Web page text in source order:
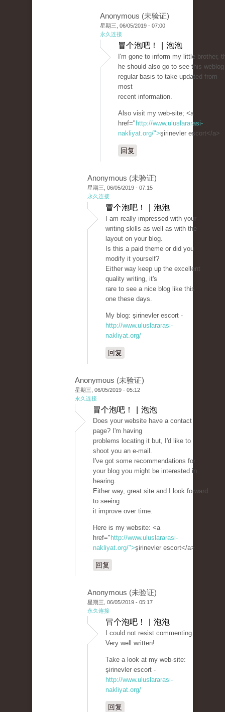
Anonymous (未验证)
星期三, 06/05/2019 - 07:00
永久连接
冒个泡吧！ | 泡泡
I'm gone to inform my little brother,
he should also go to see this
regular basis to take updated from
most
recent information.
Also visit my web-site; <a
href=" http://www.uluslararasi-
nakliyat.org/">şirinevler escort</a>
回复
Anonymous (未验证)
星期三, 06/05/2019 - 07:15
永久连接
冒个泡吧！ | 泡泡
I am really impressed with your
writing skills as well as with the
layout on your blog.
Is this a paid theme or did you
modify it yourself?
Either way keep up the excellent
quality writing, it's
rare to see a nice blog like this
one these days.
My blog: şirinevler escort -
http://www.uluslararasi-
nakliyat.org/
回复
Anonymous (未验证)
星期三, 06/05/2019 - 05:12
永久连接
冒个泡吧！ | 泡泡
Does your website have a contact
page? I'm having
problems locating it but, I'd like to
shoot you an e-mail.
I've got some recommendations for
your blog you might be interested in
hearing.
Either way, great site and I look forward
to seeing
it improve over time.
Here is my website: <a
href=" http://www.uluslararasi-
nakliyat.org/">şirinevler escort</a>
回复
Anonymous (未验证)
星期三, 06/05/2019 - 05:17
永久连接
冒个泡吧！ | 泡泡
I could not resist commenting.
Very well written!
Take a look at my web-site:
şirinevler escort -
http://www.uluslararasi-
nakliyat.org/
回复